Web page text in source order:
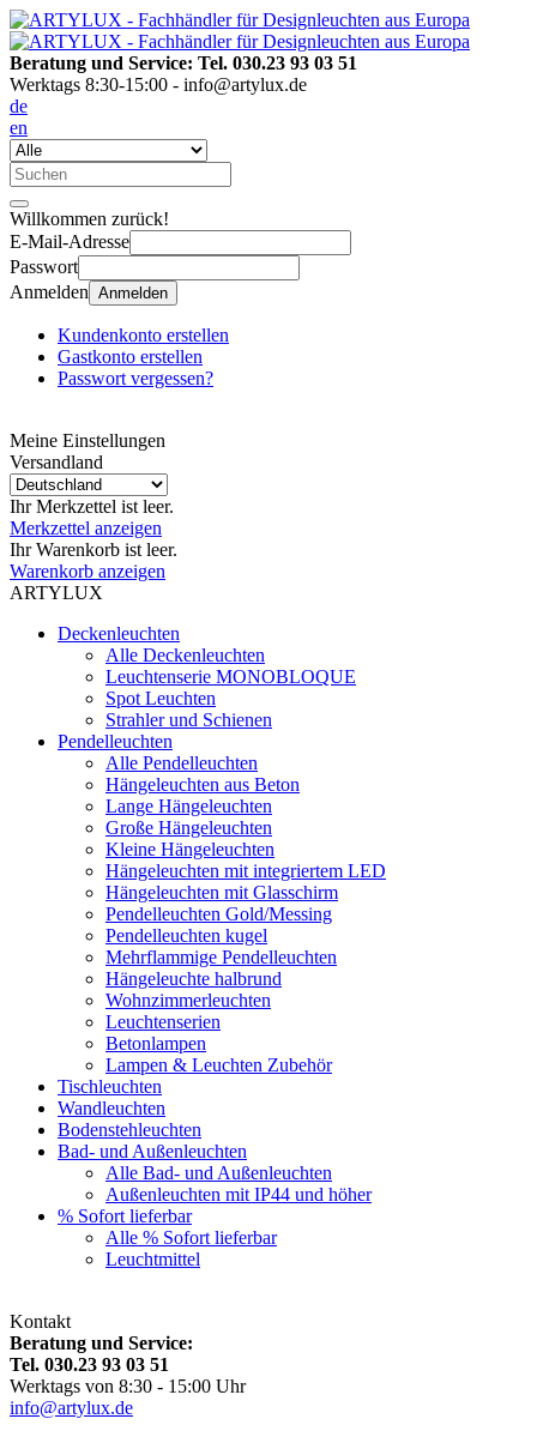
Beratung und Service: Tel. 030.23 93 03 51
Werktags 8:30-15:00 - info@artylux.de
de
en
Willkommen zurück!
E-Mail-Adresse
Passwort
Anmelden Anmelden
Kundenkonto erstellen
Gastkonto erstellen
Passwort vergessen?
Meine Einstellungen
Versandland
Ihr Merkzettel ist leer.
Merkzettel anzeigen
Ihr Warenkorb ist leer.
Warenkorb anzeigen
ARTYLUX
Deckenleuchten
Alle Deckenleuchten
Leuchtenserie MONOBLOQUE
Spot Leuchten
Strahler und Schienen
Pendelleuchten
Alle Pendelleuchten
Hängeleuchten aus Beton
Lange Hängeleuchten
Große Hängeleuchten
Kleine Hängeleuchten
Hängeleuchten mit integriertem LED
Hängeleuchten mit Glasschirm
Pendelleuchten Gold/Messing
Pendelleuchten kugel
Mehrflammige Pendelleuchten
Hängeleuchte halbrund
Wohnzimmerleuchten
Leuchtenserien
Betonlampen
Lampen & Leuchten Zubehör
Tischleuchten
Wandleuchten
Bodenstehleuchten
Bad- und Außenleuchten
Alle Bad- und Außenleuchten
Außenleuchten mit IP44 und höher
% Sofort lieferbar
Alle % Sofort lieferbar
Leuchtmittel
Kontakt
Beratung und Service:
Tel. 030.23 93 03 51
Werktags von 8:30 - 15:00 Uhr
info@artylux.de